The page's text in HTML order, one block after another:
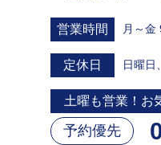
営業時間 月～
定休日 日曜日
土曜も営業！お
予約優先